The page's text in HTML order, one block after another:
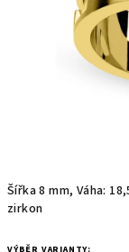
Šířka 8 mm, Váha:
zirkon
VÝBĚR VARIANTY: